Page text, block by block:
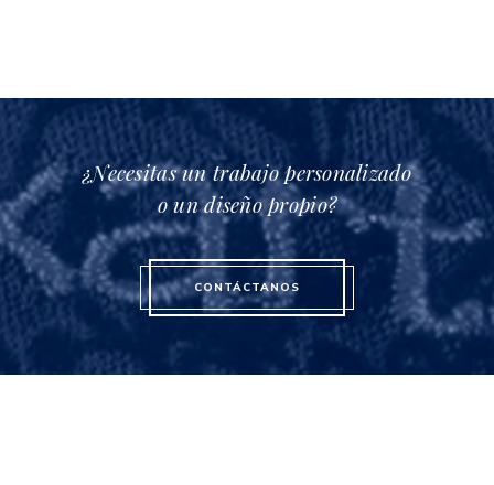
¿Necesitas un trabajo personalizado
o un diseño propio?
CONTÁCTANOS